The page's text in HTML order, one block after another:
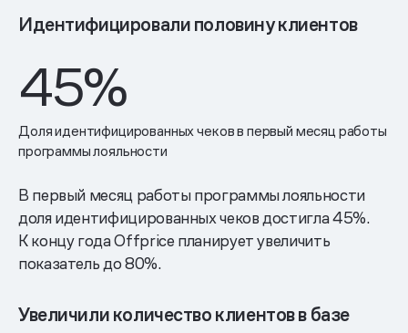
Идентифицировали половину клиентов
45%
Доля идентифицированных чеков в первый месяц работы
программы лояльности
В первый месяц работы программы лояльности
доля идентифицированных чеков достигла 45%.
К концу года Offprice планирует увеличить
показатель до 80%.
Увеличили количество клиентов в базе